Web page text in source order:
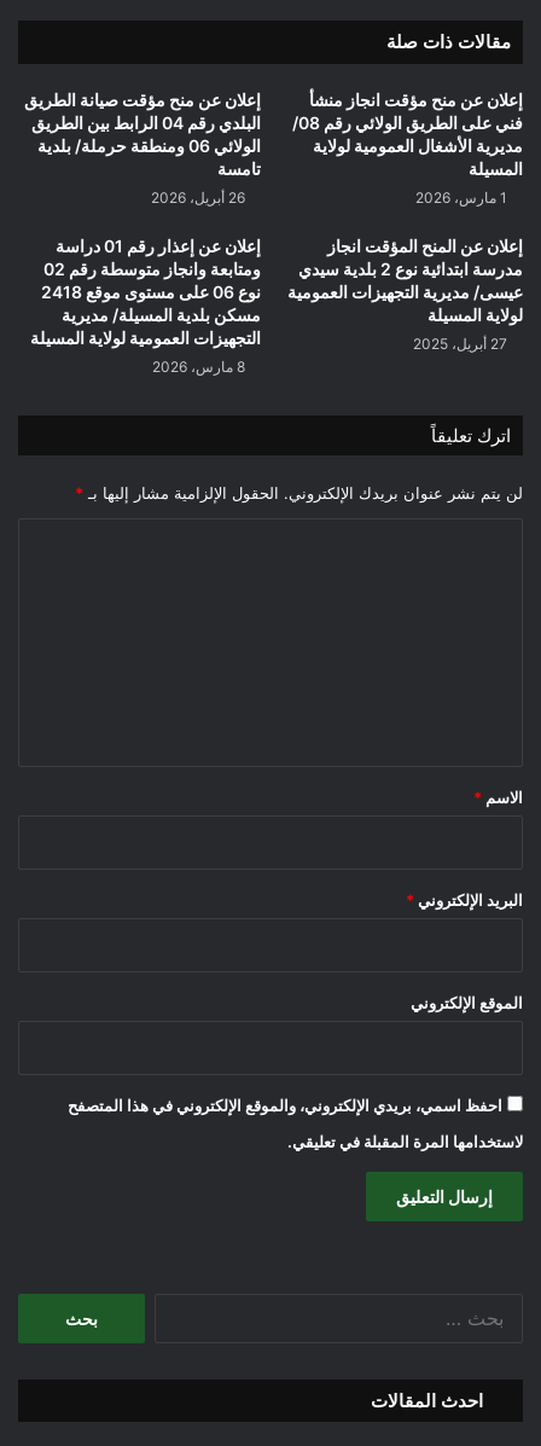
لولاية
المسيلة
مقالات ذات صلة
إعلان عن منح مؤقت انجاز منشأ
فني على الطريق الولائي رقم 08/
مديرية الأشغال العمومية لولاية
المسيلة
1 مارس، 2026
إعلان عن منح مؤقت صيانة الطريق
البلدي رقم 04 الرابط بين الطريق
الولائي 06 ومنطقة حرملة/ بلدية
تامسة
26 أبريل، 2026
إعلان عن المنح المؤقت انجاز
مدرسة ابتدائية نوع 2 بلدية سيدي
عيسى/ مديرية التجهيزات العمومية
لولاية المسيلة
27 أبريل، 2025
إعلان عن إعذار رقم 01 دراسة
ومتابعة وانجاز متوسطة رقم 02
نوع 06 على مستوى موقع 2418
مسكن بلدية المسيلة/ مديرية
التجهيزات العمومية لولاية المسيلة
8 مارس، 2026
اترك تعليقاً
لن يتم نشر عنوان بريدك الإلكتروني. الحقول الإلزامية مشار إليها بـ *
*
الاسم *
البريد الإلكتروني *
الموقع الإلكتروني
احفظ اسمي، بريدي الإلكتروني، والموقع الإلكتروني في هذا المتصفح
لاستخدامها المرة المقبلة في تعليقي.
احدث المقالات